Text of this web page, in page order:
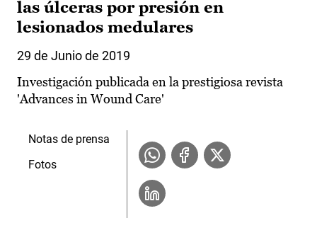
las úlceras por presión en
lesionados medulares
29 de Junio de 2019
Investigación publicada en la prestigiosa revista
'Advances in Wound Care'
Notas de prensa
Fotos